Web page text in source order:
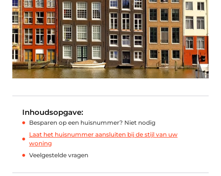
Inhoudsopgave:
Besparen op een huisnummer? Niet nodig
Laat het huisnummer aansluiten bij de stijl van uw
woning
Veelgestelde vragen